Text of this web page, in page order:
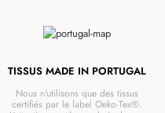
TISSUS MADE IN PORTUGAL
Nous n'utilisons que des tissus
certifiés par le label Oeko-Tex®.